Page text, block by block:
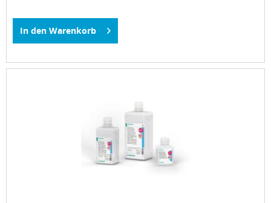
In den Warenkorb